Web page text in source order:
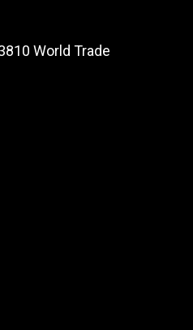
World Trade